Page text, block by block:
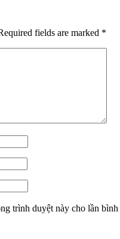
fields are marked *
trình duyệt này cho lần